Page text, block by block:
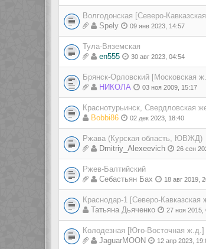
Волгодонская [Северо-
Spely
09 янв 2023, 14:57
Тула-Вяземская
en555
30 авг 2023, 04:54
Брянск-Орловский [Московская
НИКОЛА 03 ноя 2009, 15:17
Краснотурьинск, Свердловская
Bobbi86
02 дек 2023, 18:40
Ржава (Курская область, ЮВЖД)
Dmitriy_Alexeevich
26 сен
Ржев-Балтийский
Себастьян Бах
18 авг 2019,
Краснодар-1 [Северо-
Татьяна Дьяченко 27 ноя 2015,
Колодезная [Юго-Восточная
JaguarMOON
12 апр 2023,